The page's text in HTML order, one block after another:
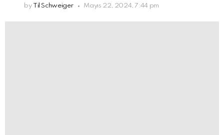
by Til Schweiger Mayıs 22, 2024, 7:44 pm